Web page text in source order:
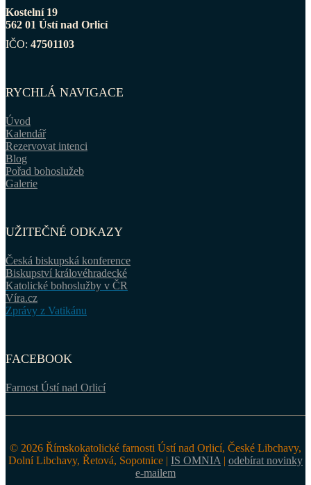
Kostelní 19
562 01 Ústí nad Orlicí
IČO: 47501103
RYCHLÁ NAVIGACE
Úvod
Kalendář
Rezervovat intenci
Blog
Pořad bohoslužeb
Galerie
UŽITEČNÉ ODKAZY
Česká biskupská konference
Biskupství královéhradecké
Katolické bohoslužby v ČR
Víra.cz
Zprávy z Vatikánu
FACEBOOK
Farnost Ústí nad Orlicí
© 2026 Římskokatolické farnosti Ústí nad Orlicí, České Libchavy,
Dolní Libchavy, Řetová, Sopotnice | IS OMNIA | odebírat novinky
e-mailem